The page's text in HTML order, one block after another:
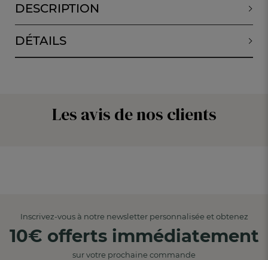
DESCRIPTION
DÉTAILS
Les avis de nos clients
Inscrivez-vous à notre newsletter personnalisée et obtenez
10€ offerts immédiatement
sur votre prochaine commande